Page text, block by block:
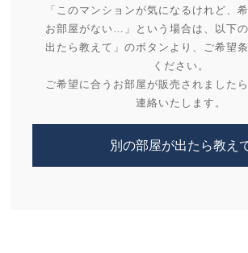
「このマンションが気になるけれど、
お部屋がない…」という場合は、以下
出たら教えて」のボタンより、ご希望
ください。
ご希望に合うお部屋が販売されました
連絡いたします。
別の部屋が出たら教え